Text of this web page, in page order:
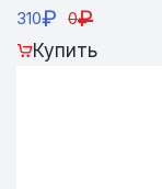
310₽ 0₽
Купить